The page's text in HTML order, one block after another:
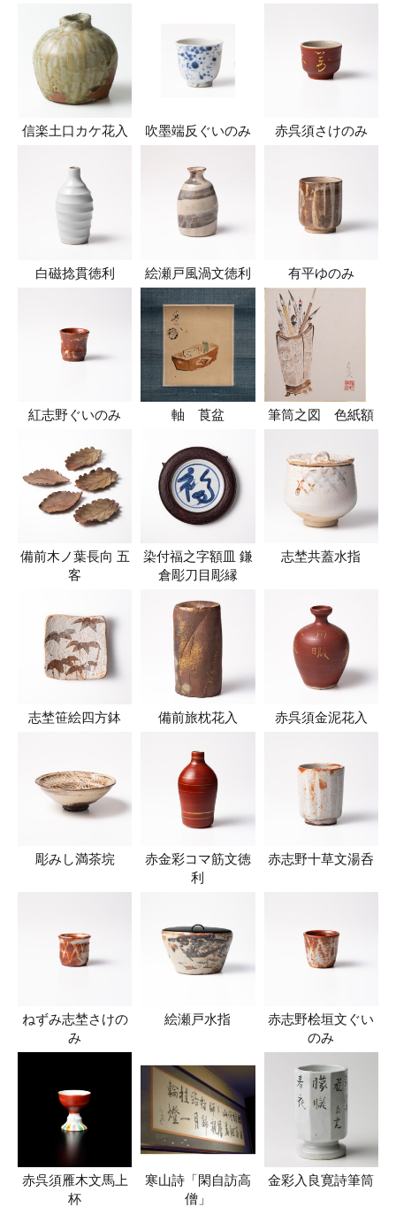
信楽土口カケ花入 吹墨端反ぐいのみ 赤呉須さけのみ
白磁捻貫徳利 絵瀬戸風渦文徳利 有平ゆのみ
紅志野ぐいのみ 軸 莨盆 筆筒之図 色紙額
備前木ノ葉長向 五
客
染付福之字額皿 鎌
倉彫刀目彫縁
志埜共蓋水指
志埜笹絵四方鉢 備前旅枕花入 赤呉須金泥花入
彫みし満茶垸
赤金彩コマ筋文徳
利
赤志野十草文湯呑
ねずみ志埜さけの
み
絵瀬戸水指
赤志野桧垣文ぐい
のみ
赤呉須雁木文馬上
杯
寒山詩「閑自訪高
僧」
金彩入良寛詩筆筒